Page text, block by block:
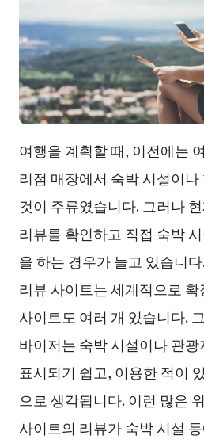
여행을 계획할 때, 이전에는
리점 매장에서 숙박 시설이
것이 주류였습니다. 그러나
리뷰를 확인하고 직접 숙박
을 하는 경우가 늘고 있습니
리뷰 사이트는 세계적으로
사이트도 여러 개 있습니다.
바이저는 숙박 시설이나 관
표시되기 쉽고, 이용한 적이
으로 생각됩니다. 이런 많은
사이트의 리뷰가 숙박 시설